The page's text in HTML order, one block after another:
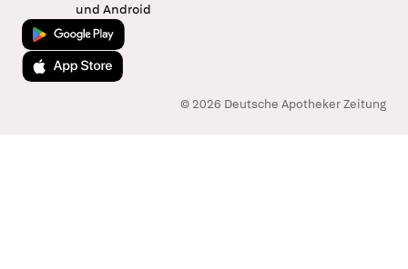
und Android
Jetzt bei Google Play
Laden im App Store
© 2026 Deutsche Apotheker Zeitung